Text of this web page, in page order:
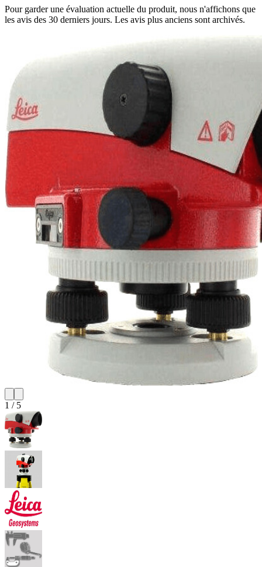
Pour garder une évaluation actuelle du produit, nous n'affichons que
les avis des 30 derniers jours. Les avis plus anciens sont archivés.
1 / 5